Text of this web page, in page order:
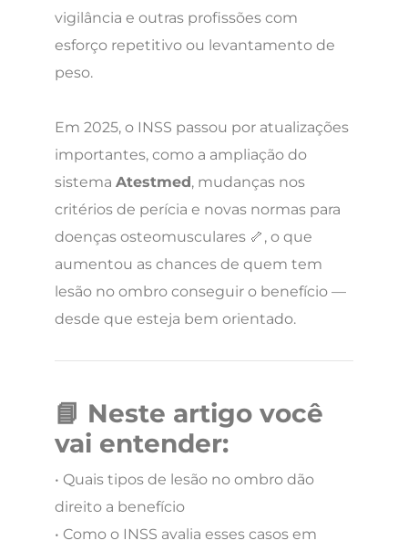
vigilância e outras profissões com
esforço repetitivo ou levantamento de
peso.
Em 2025, o INSS passou por atualizações
importantes, como a ampliação do
sistema Atestmed, mudanças nos
critérios de perícia e novas normas para
doenças osteomusculares 🦴, o que
aumentou as chances de quem tem
lesão no ombro conseguir o benefício —
desde que esteja bem orientado.
📘 Neste artigo você
vai entender:
• Quais tipos de lesão no ombro dão
direito a benefício
• Como o INSS avalia esses casos em